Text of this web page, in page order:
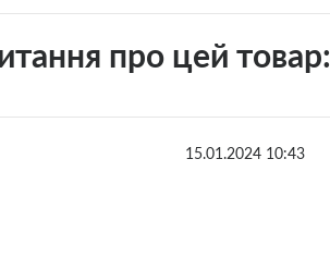
про цей товар:
15.01.2024 10:43